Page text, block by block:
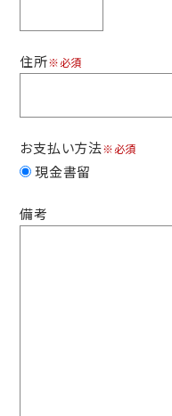
住所※必須
お支払い方法※必須
現金書留
備考